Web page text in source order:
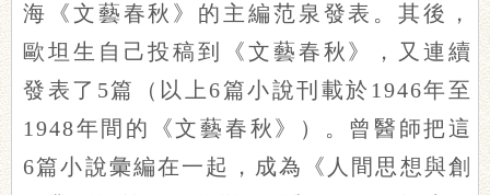
海《文藝春秋》的主編范泉發表。其後，
歐坦生自己投稿到《文藝春秋》，又連續
發表了5篇（以上6篇小說刊載於1946年至
1948年間的《文藝春秋》）。曾醫師把這
6篇小說彙編在一起，成為《人間思想與創